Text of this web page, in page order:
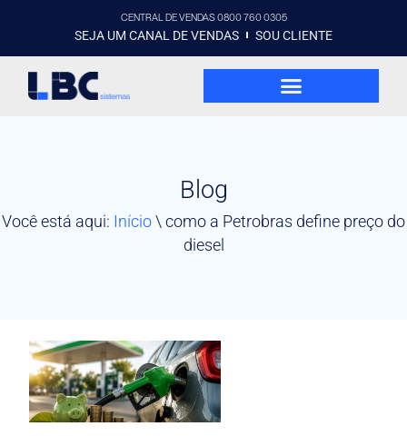
CENTRAL DE VENDAS 0800 760 0305
SEJA UM CANAL DE VENDAS SOU CLIENTE
Blog
Você está aqui: Início\ como a Petrobras define preço do
diesel